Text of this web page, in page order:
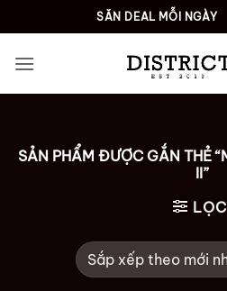
qua
nội
SĂN DEAL MỖI NGÀY
SẢN PHẨM ĐƯỢC GẮN THẺ
II”
LỌC